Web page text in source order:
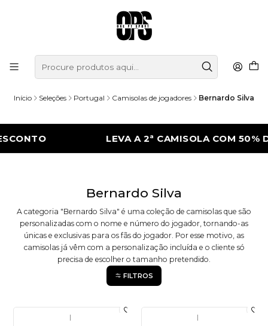
Início Seleções Portugal Camisolas de jogadores Bernardo Silva
LEVA A 2ª CAMISOLA COM 50%
Bernardo Silva
A categoria "Bernardo Silva" é uma coleção de camisolas que são
personalizadas com o nome e número do jogador, tornando-as
únicas e exclusivas para os fãs do jogador. Por esse motivo, as
camisolas já vêm com a personalização incluída e o cliente só
precisa de escolher o tamanho pretendido.
FILTROS
| |